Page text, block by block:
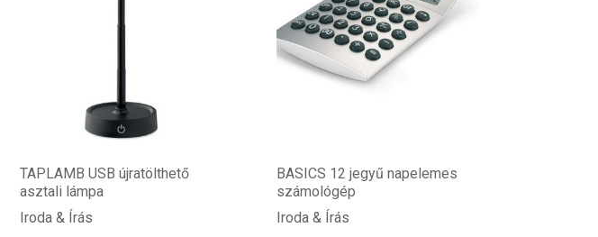
TAPLAMB USB újratölthető
asztali lámpa
Iroda & Írás
BASICS 12 jegyű napelemes
számológép
Iroda & Írás